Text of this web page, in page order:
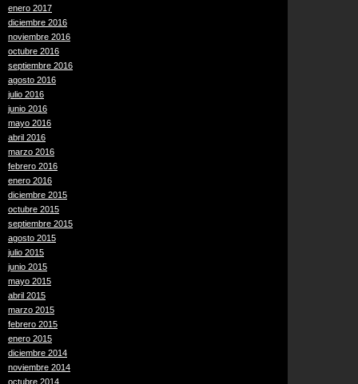
enero 2017
diciembre 2016
noviembre 2016
octubre 2016
septiembre 2016
agosto 2016
julio 2016
junio 2016
mayo 2016
abril 2016
marzo 2016
febrero 2016
enero 2016
diciembre 2015
octubre 2015
septiembre 2015
agosto 2015
julio 2015
junio 2015
mayo 2015
abril 2015
marzo 2015
febrero 2015
enero 2015
diciembre 2014
noviembre 2014
octubre 2014